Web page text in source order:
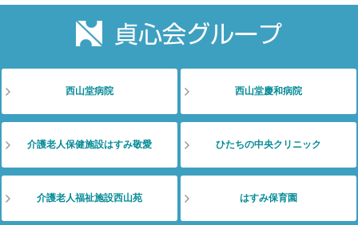
西山堂病院 西山堂慶和病院
介護老人保健施設はすみ敬愛 ひたちの中央クリニック
介護老人福祉施設西山苑 はすみ保育園